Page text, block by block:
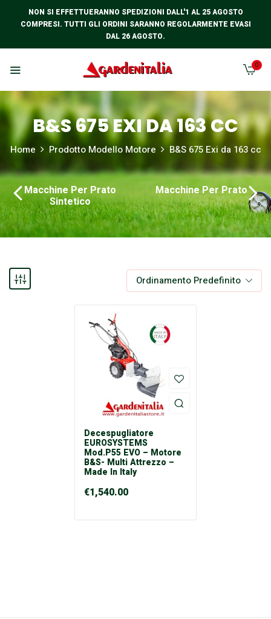
NON SI EFFETTUERANNO SPEDIZIONI DALL'1 AL 25 AGOSTO
COMPRESI. TUTTI GLI ORDINI SARANNO REGOLARMENTE EVASI
DAL 26 AGOSTO.
0
B&S 675 EXI DA 163 CC
Home Prodotto Modello Motore B&S 675 Exi da 163 cc
Macchine Per Prato
Sintetico
Macchine Per Prato
Ordinamento Predefinito
Decespugliatore
EUROSYSTEMS
Mod.P55 EVO – Motore
B&S- Multi Attrezzo –
Made In Italy
€1,540.00